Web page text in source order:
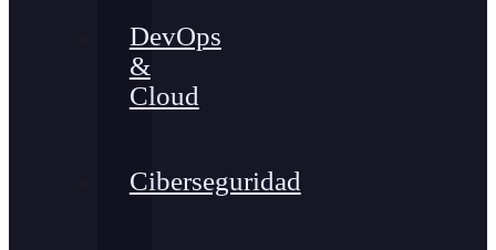
DevOps
&
Cloud
Ciberseguridad